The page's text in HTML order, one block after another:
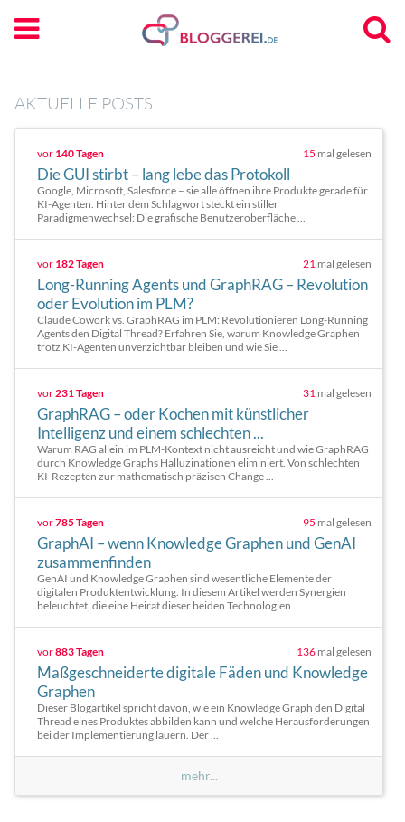
AKTUELLE POSTS
vor 140 Tagen 15 mal gelesen
Die GUI stirbt – lang lebe das Protokoll
Google, Microsoft, Salesforce – sie alle öffnen ihre Produkte gerade für
KI-Agenten. Hinter dem Schlagwort steckt ein stiller
Paradigmenwechsel: Die grafische Benutzeroberfläche ...
vor 182 Tagen 21 mal gelesen
Long-Running Agents und GraphRAG – Revolution
oder Evolution im PLM?
Claude Cowork vs. GraphRAG im PLM: Revolutionieren Long-Running
Agents den Digital Thread? Erfahren Sie, warum Knowledge Graphen
trotz KI-Agenten unverzichtbar bleiben und wie Sie ...
vor231 Tagen 31 mal gelesen
GraphRAG – oder Kochen mit künstlicher
Intelligenz und einem schlechten ...
Warum RAG allein im PLM-Kontext nicht ausreicht und wie GraphRAG
durch Knowledge Graphs Halluzinationen eliminiert. Von schlechten
KI-Rezepten zur mathematisch präzisen Change ...
vor785 Tagen 95 mal gelesen
GraphAI – wenn Knowledge Graphen und GenAI
zusammenfinden
GenAI und Knowledge Graphen sind wesentliche Elemente der
digitalen Produktentwicklung. In diesem Artikel werden Synergien
beleuchtet, die eine Heirat dieser beiden Technologien ...
vor883 Tagen 136 mal gelesen
Maßgeschneiderte digitale Fäden und Knowledge
Graphen
Dieser Blogartikel spricht davon, wie ein Knowledge Graph den Digital
Thread eines Produktes abbilden kann und welche Herausforderungen
bei der Implementierung lauern. Der ...
mehr...